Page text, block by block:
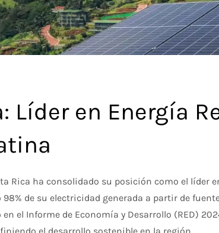
Líder en Energía
Rica ha consolidado su posición como el líder
de su electricidad generada a partir de
el Informe de Economía y Desarrollo (RED)
el desarrollo sostenible en la región.